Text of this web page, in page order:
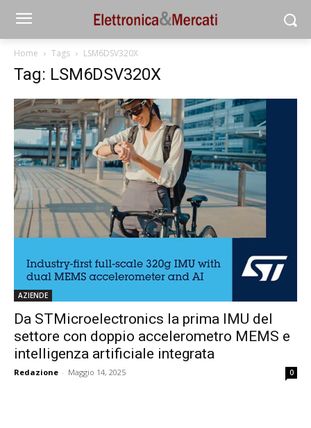
Home Tags LSM6DSV320X
Tag: LSM6DSV320X
AZIENDE
Da STMicroelectronics la prima IMU del
settore con doppio accelerometro MEMS e
intelligenza artificiale integrata
Redazione - Maggio 14, 2025 0